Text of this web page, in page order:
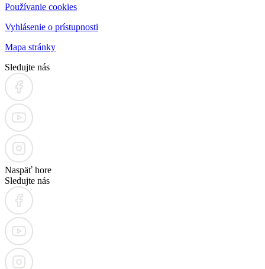
Používanie cookies
Vyhlásenie o prístupnosti
Mapa stránky
Sledujte nás
Naspäť hore
Sledujte nás